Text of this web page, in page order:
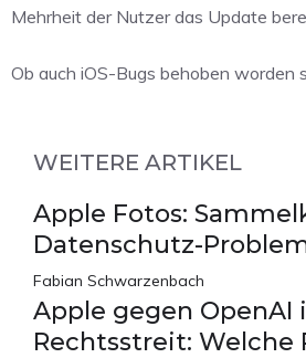
Mehrheit der Nutzer das Update
Ob auch iOS-Bugs behoben worden
WEITERE ARTIKEL
Apple Fotos:
Datenschutz-
Fabian Schwarzenbach
Apple gegen OpenAI
Rechtsstreit: Welche